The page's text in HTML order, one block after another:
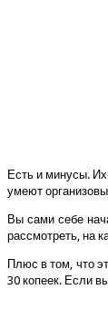
Есть и минусы.
умеют
Вы сами себе
рассмотреть, на
Плюс в том, что
30 копеек. Если